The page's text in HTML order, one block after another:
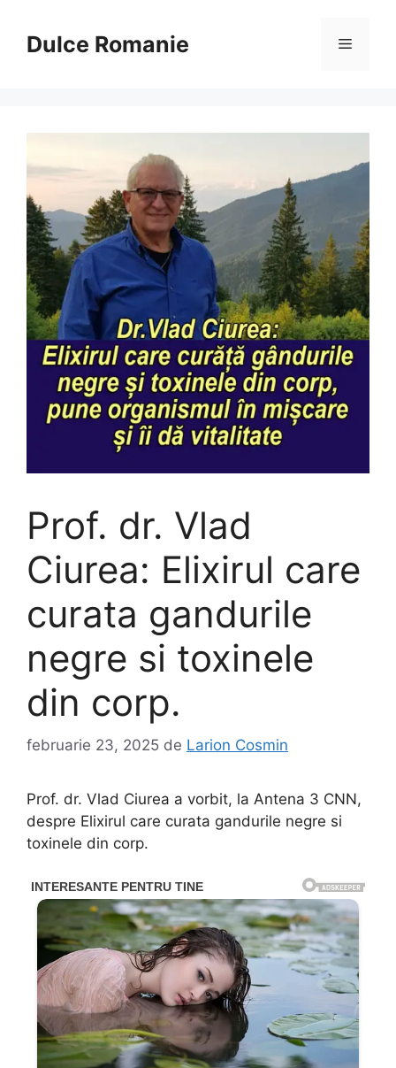
conținutDulce Romanie Meniu
Prof. dr. Vlad
Ciurea: Elixirul care
curata gandurile
negre si toxinele
din corp.
februarie 23, 2025 de Larion Cosmin
Prof. dr. Vlad Ciurea a vorbit, la Antena 3 CNN,
despre Elixirul care curata gandurile negre si
toxinele din corp.